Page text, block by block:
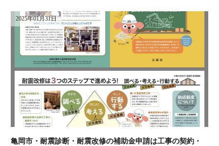
2025年01月31日
亀岡市・耐震診断・耐震改修の補助金申請は工事の契約・